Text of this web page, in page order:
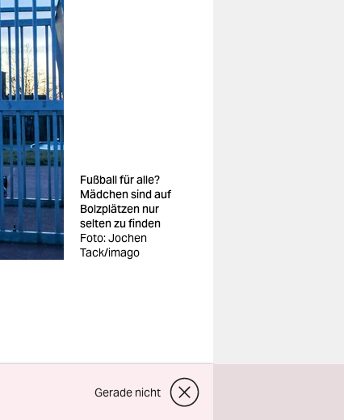
Fußball für alle?
Mädchen sind auf
Bolzplätzen nur
selten zu finden
Foto: Jochen
Tack/imago
Gerade nicht